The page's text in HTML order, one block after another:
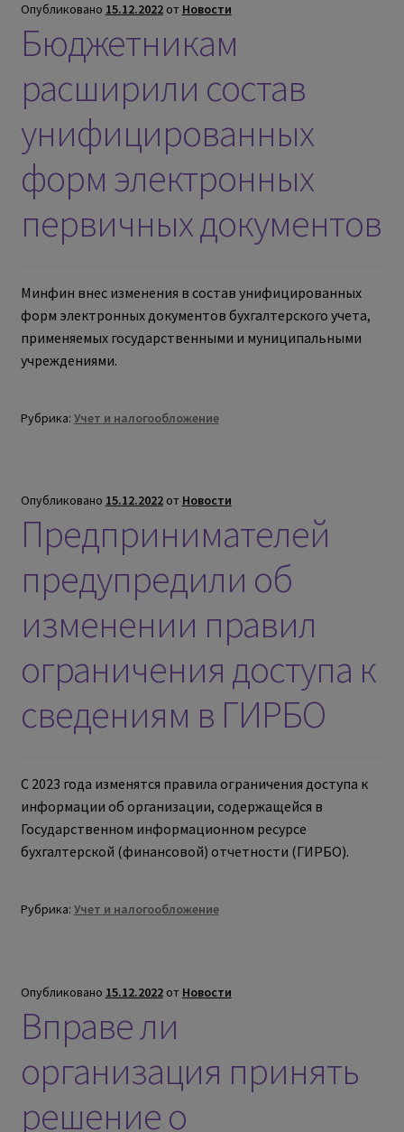
Опубликовано 15.12.2022 от Новости
Бюджетникам
расширили состав
унифицированных
форм электронных
первичных документов
Минфин внес изменения в состав унифицированных
форм электронных документов бухгалтерского учета,
применяемых государственными и муниципальными
учреждениями.
Рубрика: Учет и налогообложение
Опубликовано 15.12.2022 от Новости
Предпринимателей
предупредили об
изменении правил
ограничения доступа к
сведениям в ГИРБО
С 2023 года изменятся правила ограничения доступа к
информации об организации, содержащейся в
Государственном информационном ресурсе
бухгалтерской (финансовой) отчетности (ГИРБО).
Рубрика: Учет и налогообложение
Опубликовано 15.12.2022 от Новости
Вправе ли
организация принять
решение о